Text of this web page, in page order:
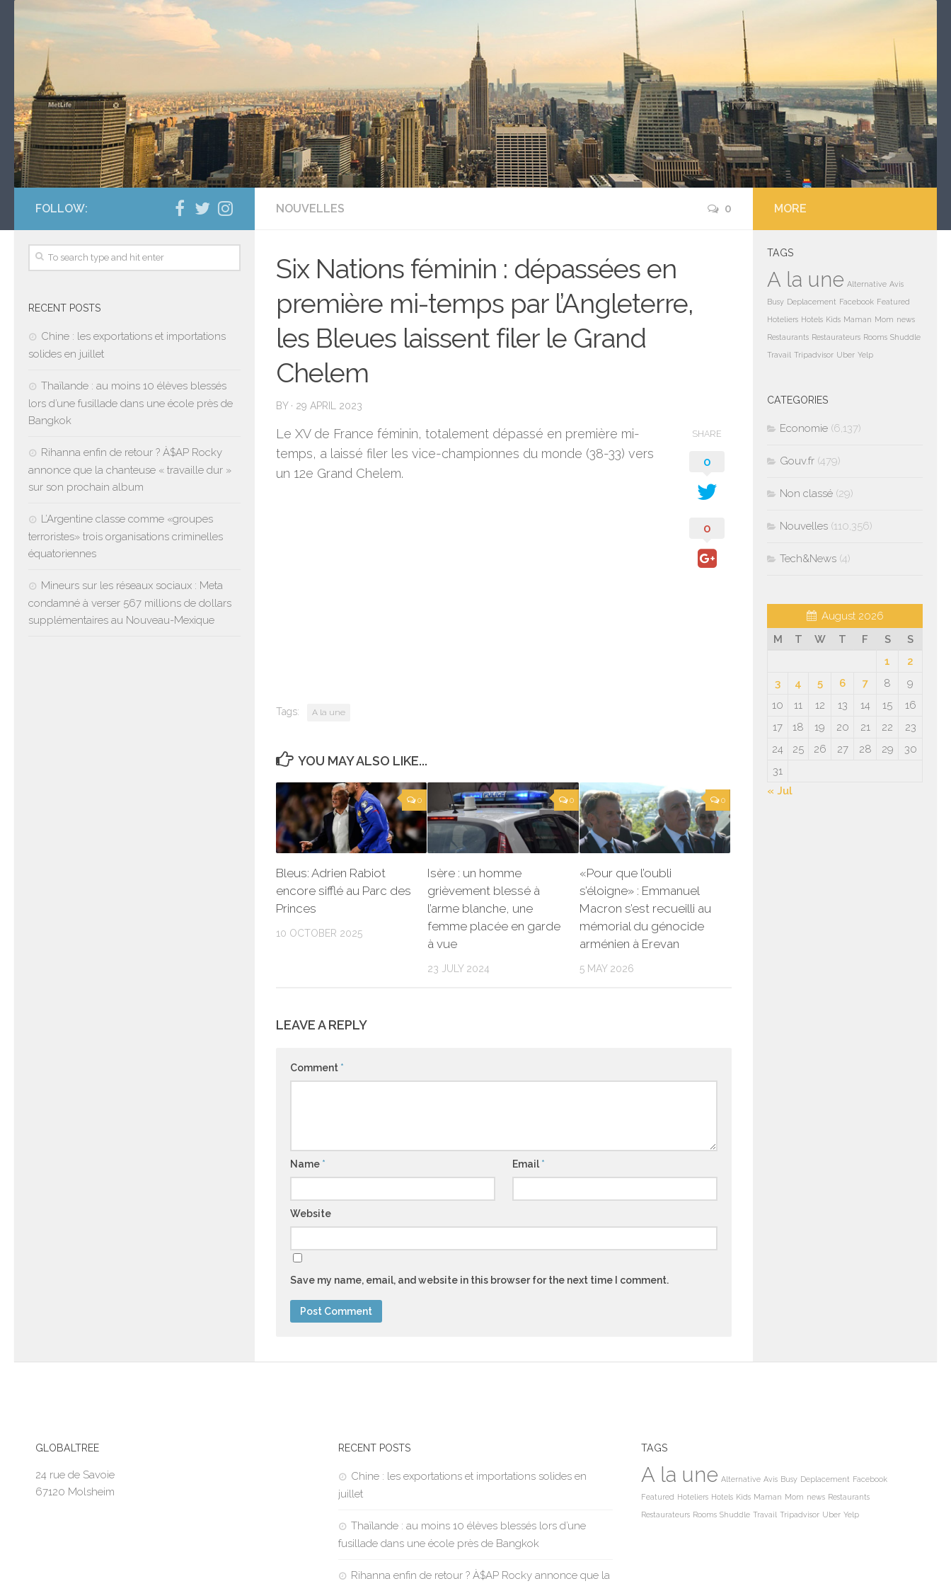
NOUVELLES 0
Six Nations féminin : dépassées en
première mi-temps par l’Angleterre,
les Bleues laissent filer le Grand
Chelem
BY · 29 APRIL 2023
Le XV de France féminin, totalement dépassé en première mi-
temps, a laissé filer les vice-championnes du monde (38-33) vers
un 12e Grand Chelem.
SHARE
0
0
Tags: A la une
YOU MAY ALSO LIKE...
0
Bleus: Adrien Rabiot
encore sifflé au Parc des
Princes
10 OCTOBER 2025
0
Isère : un homme
grièvement blessé à
l’arme blanche, une
femme placée en garde
à vue
23 JULY 2024
0
«Pour que l’oubli
s’éloigne» : Emmanuel
Macron s’est recueilli au
mémorial du génocide
arménien à Erevan
5 MAY 2026
LEAVE A REPLY
Comment *
Name * Email*
Website
Save my name, email, and website in this browser for the next time I comment.
FOLLOW:
RECENT POSTS
Chine : les exportations et importations
solides en juillet
Thaïlande : au moins 10 élèves blessés
lors d’une fusillade dans une école près de
Bangkok
Rihanna enfin de retour ? À$AP Rocky
annonce que la chanteuse « travaille dur »
sur son prochain album
L’Argentine classe comme «groupes
terroristes» trois organisations criminelles
équatoriennes
Mineurs sur les réseaux sociaux : Meta
condamné à verser 567 millions de dollars
supplémentaires au Nouveau-Mexique
MORE
TAGS
A la une Alternative Avis
Busy Deplacement Facebook Featured
Hoteliers Hotels Kids Maman Mom news
Restaurants Restaurateurs Rooms Shuddle
Travail Tripadvisor Uber Yelp
CATEGORIES
Economie (6,137)
Gouv.fr (479)
Non classé (29)
Nouvelles (110,356)
Tech&News (4)
August 2026
M
T W T F S
S
1
2
3
4 5 6 7 8
9
10
11 12 13 14 15
16
17
18 19 20 21 22
23
24
25 26 27 28 29
30
31
« Jul
GLOBALTREE
24 rue de Savoie
67120 Molsheim
RECENT POSTS
Chine : les exportations et importations solides en
juillet
Thaïlande : au moins 10 élèves blessés lors d’une
fusillade dans une école près de Bangkok
Rihanna enfin de retour ? À$AP Rocky annonce que la
TAGS
A la une Alternative Avis Busy Deplacement Facebook
Featured Hoteliers Hotels Kids Maman Mom news Restaurants
Restaurateurs Rooms Shuddle Travail Tripadvisor Uber Yelp